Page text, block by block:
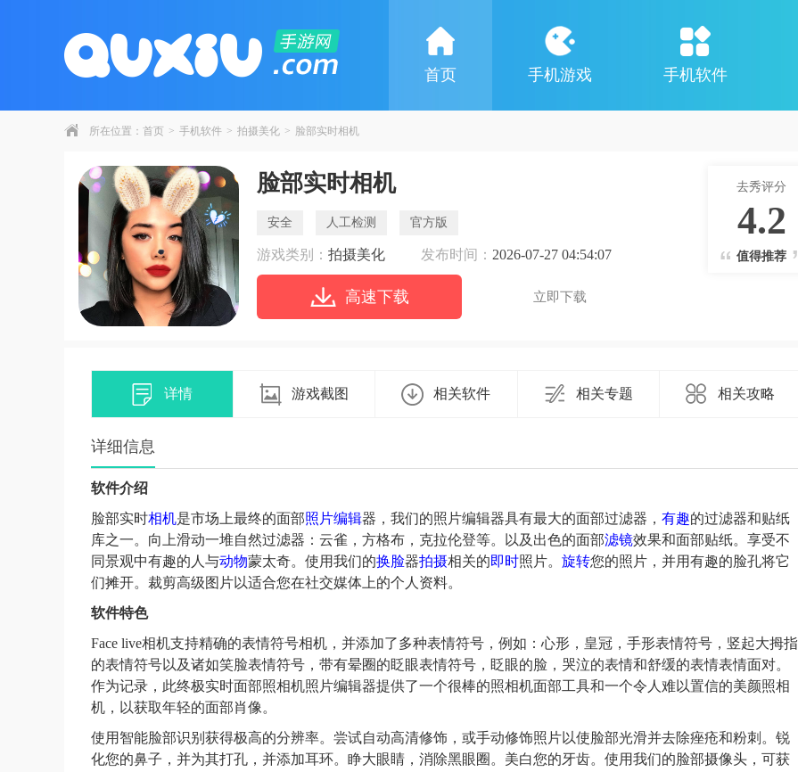
首页 手机游戏 手机软件
所在位置： 首页 > 手机软件 > 拍摄美化 > 脸部实时相机
脸部实时相机
安全 人工检测 官方版
游戏类别： 拍摄美化 发布时间： 2026-07-27 04:54:07
高速下载 立即下载
去秀评分
4.2
值得推荐
详情 游戏截图 相关软件 相关专题 相关攻略
详细信息
软件介绍
脸部实时相机是市场上最终的面部照片编辑器，我们的照片编辑器具有最大的面部过滤器， 有趣的过滤器和贴纸
库之一。向上滑动一堆自然过滤器：云雀，方格布，克拉伦登等。以及出色的面部滤镜效果和面部贴纸。享受不
同景观中有趣的人与动物蒙太奇。使用我们的换脸器拍摄相关的即时照片。 旋转您的照片，并用有趣的脸孔将它
们摊开。裁剪高级图片以适合您在社交媒体上的个人资料。
软件特色
Face live相机支持精确的表情符号相机，并添加了多种表情符号，例如：心形，皇冠，手形表情符号，竖起大拇指
的表情符号以及诸如笑脸表情符号，带有晕圈的眨眼表情符号，眨眼的脸，哭泣的表情和舒缓的表情表情面对。
作为记录，此终极实时面部照相机照片编辑器提供了一个很棒的照相机面部工具和一个令人难以置信的美颜照相
机，以获取年轻的面部肖像。
使用智能脸部识别获得极高的分辨率。尝试自动高清修饰，或手动修饰照片以使脸部光滑并去除痤疮和粉刺。锐
化您的鼻子，并为其打孔，并添加耳环。睁大眼睛，消除黑眼圈。美白您的牙齿。使用我们的脸部摄像头，可获